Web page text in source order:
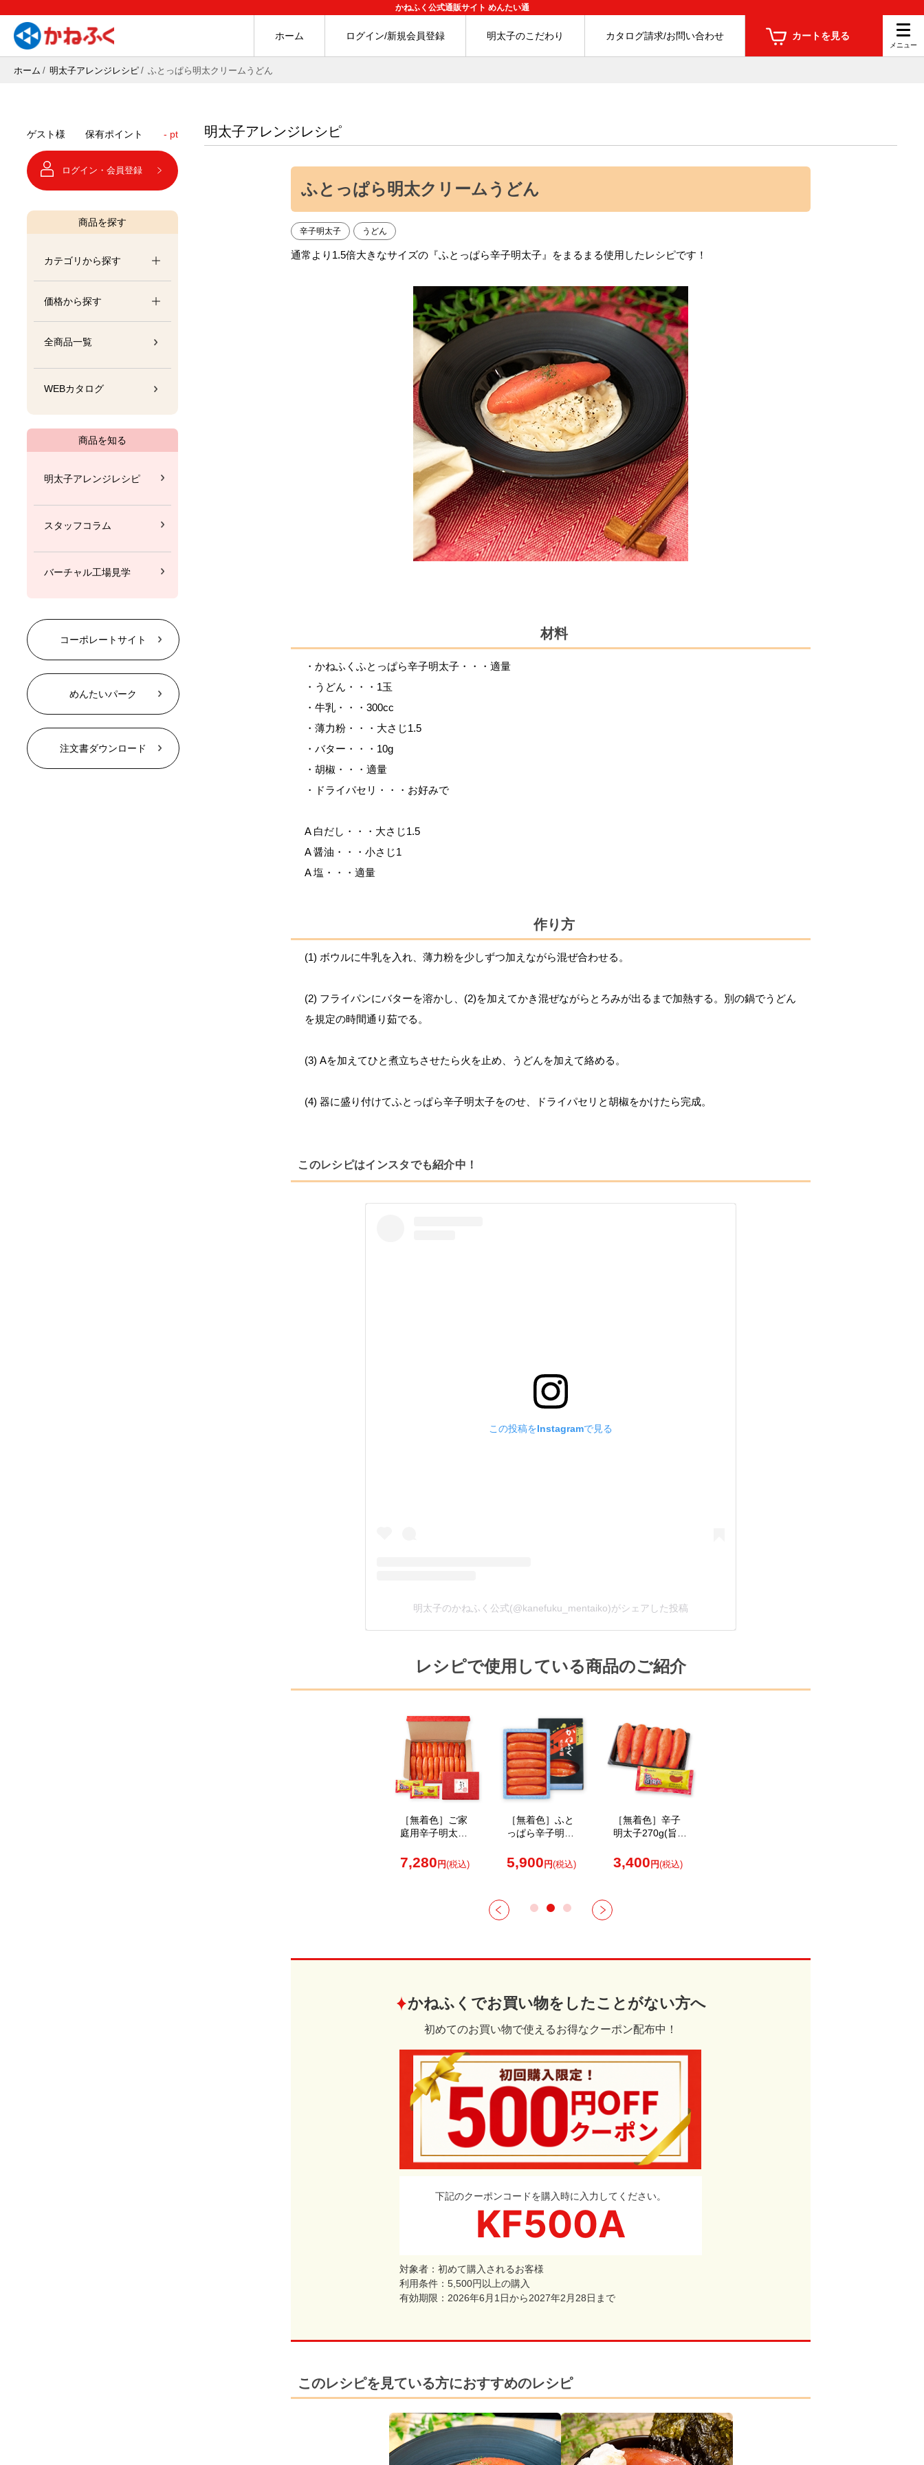
かねふく公式通販サイト めんたい通
ホーム ログイン/新規会員登録 明太子のこだわり カタログ請求/お問い合わせ カートを見る
ホーム 明太子アレンジレシピ ふとっぱら明太クリームうどん
ゲスト様 保有ポイント - pt
ログイン・会員登録
商品を探す
カテゴリから探す
価格から探す
全商品一覧
WEBカタログ
商品を知る
明太子アレンジレシピ
スタッフコラム
バーチャル工場見学
コーポレートサイト
めんたいパーク
注文書ダウンロード
明太子アレンジレシピ
ふとっぱら明太クリームうどん
辛子明太子 うどん
通常より1.5倍大きなサイズの『ふとっぱら辛子明太子』をまるまる使用したレシピです！
材料
・かねふくふとっぱら辛子明太子・・・適量
・うどん・・・1玉
・牛乳・・・300cc
・薄力粉・・・大さじ1.5
・バター・・・10g
・胡椒・・・適量
・ドライパセリ・・・お好みで
A 白だし・・・大さじ1.5
A 醤油・・・小さじ1
A 塩・・・適量
作り方
(1) ボウルに牛乳を入れ、薄力粉を少しずつ加えながら混ぜ合わせる。
(2) フライパンにバターを溶かし、(2)を加えてかき混ぜながらとろみが出るまで加熱する。別の鍋でうどん
を規定の時間通り茹でる。
(3) Aを加えてひと煮立ちさせたら火を止め、うどんを加えて絡める。
(4) 器に盛り付けてふとっぱら辛子明太子をのせ、ドライパセリと胡椒をかけたら完成。
このレシピはインスタでも紹介中！
この投稿をInstagramで見る
明太子のかねふく公式(@kanefuku_mentaiko)がシェアした投稿
レシピで使用している商品のご紹介
［無着色］ご家
庭用辛子明太子
ズ 1kg (旨だれ2
個付き)
7,280 円(税込)
［無着色］ふと
っぱら辛子明太
5,900 円(税込)
［無着色］辛子
明太子270g(旨だ
3,400 円(税込)
かねふくでお買い物をしたことがない方へ
初めてのお買い物で使えるお得なクーポン配布中！
下記のクーポンコードを購入時に入力してください。
KF500A
対象者：初めて購入されるお客様
利用条件：5,500円以上の購入
有効期限：2026年6月1日から2027年2月28日まで
このレシピを見ている方におすすめのレシピ